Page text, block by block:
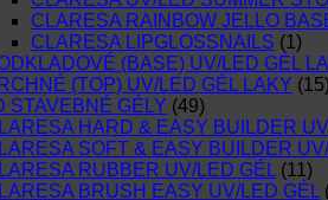
CLARESA RAINBOW JELLO
CLARESA LIPGLOSSNAILS (1)
(BASE) UV/LED GÉL
(TOP) UV/LED GÉL LAKY (15)
STAVEBNÉ GÉLY (49)
HARD & EASY BUILDER
SOFT & EASY BUILDER
RUBBER UV/LED GÉL (11)
BRUSH EASY UV/LED GÉL